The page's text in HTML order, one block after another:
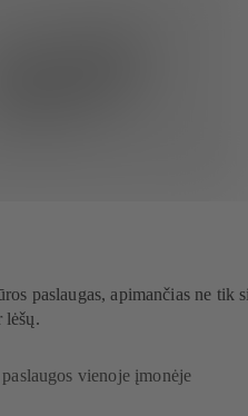
paslaugas, apimančias ne tik
lėšų.
vienoje įmonėje